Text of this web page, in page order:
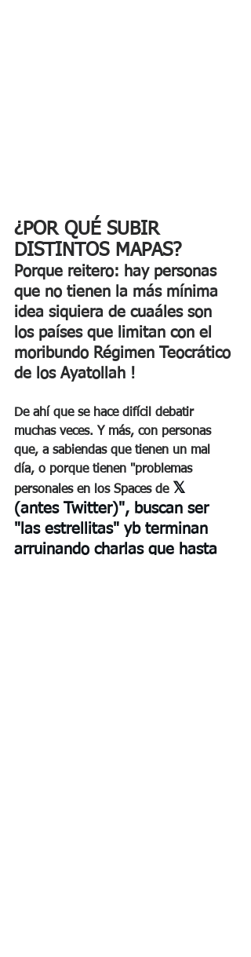
¿POR QUÉ SUBIR
DISTINTOS MAPAS?
Porque reitero: hay personas
que no tienen la más mínima
idea siquiera de cuaáles son
los países que limitan con el
moribundo Régimen Teocrático
de los Ayatollah !
De ahí que se hace difícil debatir
muchas veces. Y más, con personas
que, a sabiendas que tienen un mal
día, o porque tienen "problemas
personales en los Spaces de 𝕏
(antes Twitter)", buscan ser
"las estrellitas" yb terminan
arruinando charlas que hasta